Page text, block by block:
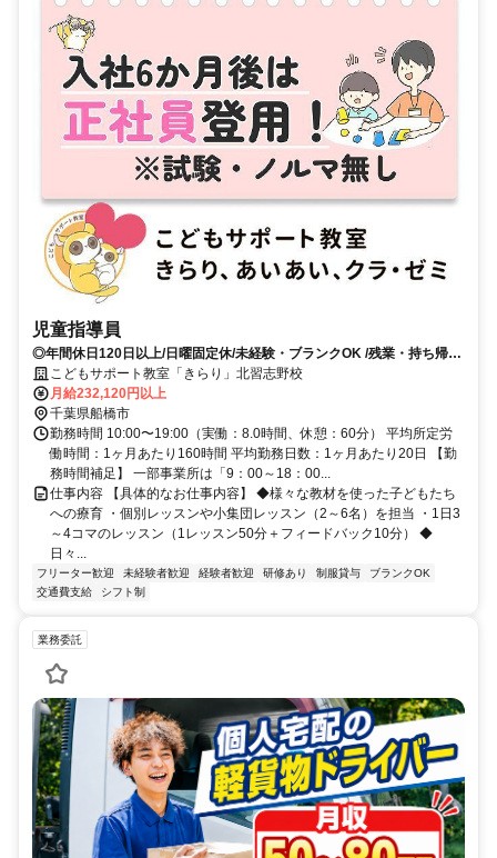
児童指導員
◎年間休日120日以上/日曜固定休/未経験・ブランクOK /残業・持ち帰り
仕事ナシ◇充実した研修であなたのスキルアップをしっかりサポートし
ます
こどもサポート教室「きらり」北習志野校
月給232,120円以上
千葉県船橋市
勤務時間 10:00〜19:00（実働：8.0時間、休憩：60分） 平均所定労
働時間：1ヶ月あたり160時間 平均勤務日数：1ヶ月あたり20日 【勤
務時間補足】 一部事業所は「9：00～18：00...
仕事内容 【具体的なお仕事内容】 ◆様々な教材を使った子どもたち
への療育 ・個別レッスンや小集団レッスン（2～6名）を担当 ・1日3
～4コマのレッスン（1レッスン50分＋フィードバック10分） ◆
日々...
フリーター歓迎 未経験者歓迎 経験者歓迎 研修あり 制服貸与
ブランクOK
交通費支給
シフト制
業務委託